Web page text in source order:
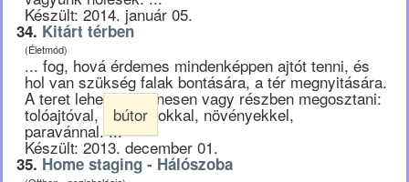
Készült: 2014. január 05.
34. Kitárt térben
(Életmód)
... fog, hová érdemes mindenképpen ajtót tenni, és
hol van szükség falak bontására, a tér megnyitására.
A teret lehet ideiglenesen vagy részben megosztani:
tolóajtóval, bútor okkal, növényekkel,
paravánnal. ...
Készült: 2013. december 01.
35. Home staging - Hálószoba